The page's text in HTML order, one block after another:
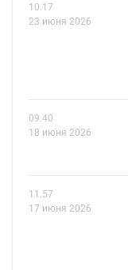
10.17
23 июня 2026
09.40
18 июня 2026
11.57
17 июня 2026